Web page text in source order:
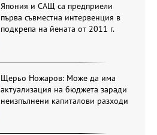
Япония и САЩ са предприели
първа съвместна интервенция в
подкрепа на йената от 2011 г.
Щерьо Ножаров: Може да има
актуализация на бюджета заради
неизпълнени капиталови разходи